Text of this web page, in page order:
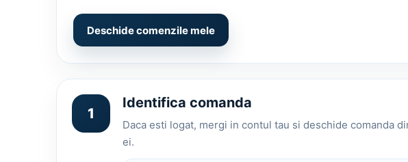
iPhones
MAC
Apple Watch
Deschide comenzile mele
1
Identifica comanda
Daca esti logat, mergi in contul tau si deschide comanda
ei.